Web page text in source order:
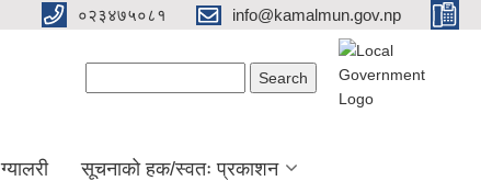
०२३४७५०८१ info@kamalmun.gov.np
ग्यालरी सूचनाको हक/स्वतः प्रकाशन